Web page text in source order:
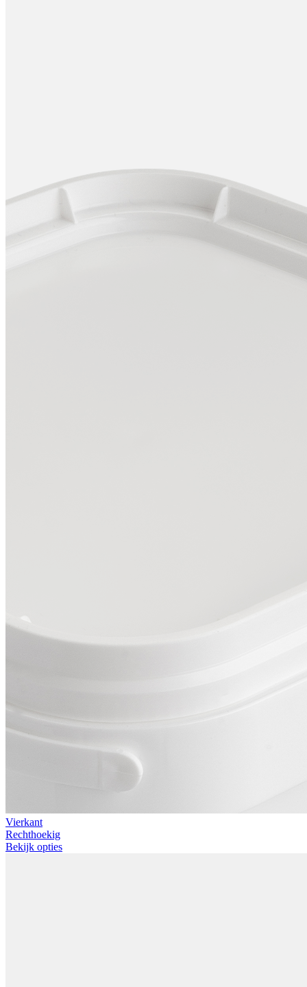
Vierkant
Rechthoekig
Bekijk opties